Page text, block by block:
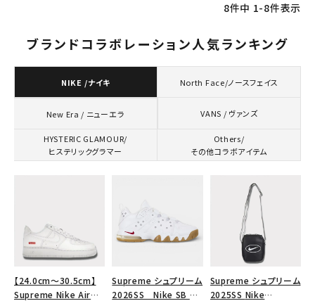
8件中 1-8件表示
ブランドコラボレーション人気ランキング
NIKE /ナイキ North Face/ノースフェイス
New Era / ニューエラ VANS / ヴァンズ
HYSTERIC GLAMOUR/
ヒステリックグラマー
Others/
その他コラボアイテム
【24.0cm～30.5cm】
Supreme Nike Air
Supreme シュプリーム
2026SS Nike SB Air
Supreme シュプリーム
2025SS Nike